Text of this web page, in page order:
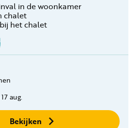
in de woonkamer
chalet
het chalet
Inclusief
Toeristenbelasting
binnen 24 uur
Geen boekingskosten
aug.
Bekijken